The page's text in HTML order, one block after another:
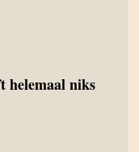
helemaal niks